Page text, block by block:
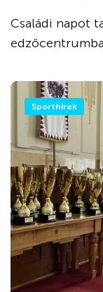
Családi napot
Sporthírek